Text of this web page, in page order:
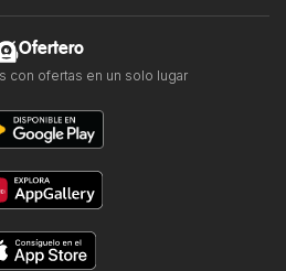
Ofertero
con ofertas en un solo lugar